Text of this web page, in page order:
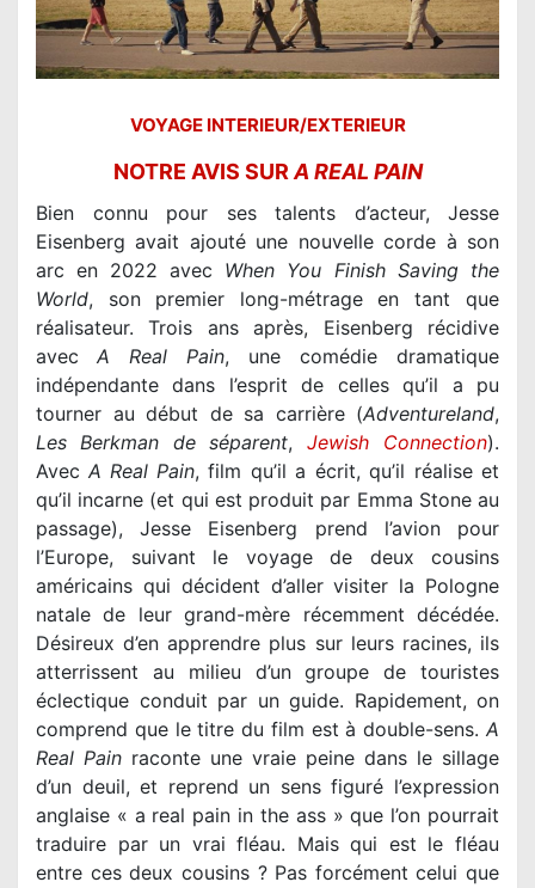
VOYAGE INTERIEUR/EXTERIEUR
NOTRE AVIS SUR A REAL PAIN
Bien connu pour ses talents d’acteur, Jesse
Eisenberg avait ajouté une nouvelle corde à son
arc en 2022 avec When You Finish Saving the
World, son premier long-métrage en tant que
réalisateur. Trois ans après, Eisenberg récidive
avec A Real Pain, une comédie dramatique
indépendante dans l’esprit de celles qu’il a pu
tourner au début de sa carrière (Adventureland
Les Berkman de séparent, Jewish Connection).
Avec A Real Pain, film qu’il a écrit, qu’il réalise et
qu’il incarne (et qui est produit par Emma Stone au
passage), Jesse Eisenberg prend l’avion pour
l’Europe, suivant le voyage de deux cousins
américains qui décident d’aller visiter la Pologne
natale de leur grand-mère récemment décédée.
Désireux d’en apprendre plus sur leurs racines, ils
atterrissent au milieu d’un groupe de touristes
éclectique conduit par un guide. Rapidement, on
comprend que le titre du film est à double-sens. A
Real Pain raconte une vraie peine dans le sillage
d’un deuil, et reprend un sens figuré l’expression
anglaise « a real pain in the ass » que l’on pourrait
traduire par un vrai fléau. Mais qui est le fléau
entre ces deux cousins ? Pas forcément celui que